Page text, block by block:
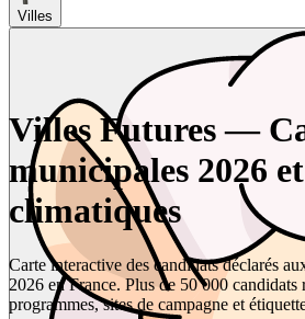
Villes
Villes Futures —
municipales 2026
climatiques
Carte interactive des candidats déclarés
2026 en France. Plus de 50 000 candidats
programmes, sites de campagne et